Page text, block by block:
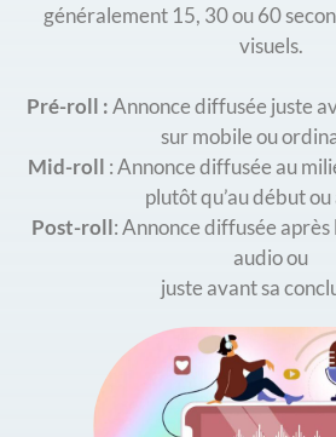
généralement 15, 30 ou 60
visuels.
Pré-roll :Annonce diffusée juste
sur mobile ou
Mid-roll : Annonce diffusée au
plutôt qu’au début ou
Post-roll: Annonce diffusée
audio ou
juste avant sa